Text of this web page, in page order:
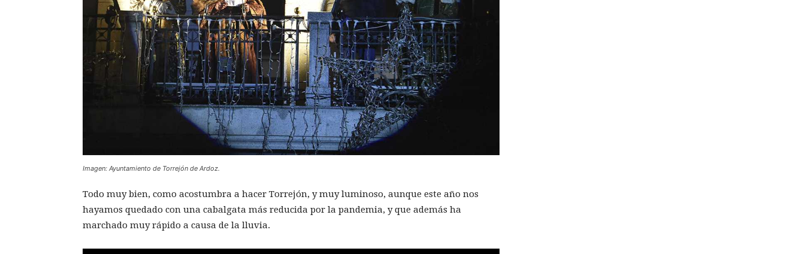
Imagen: Ayuntamiento de Torrejón de Ardoz.
Todo muy bien, como acostumbra a hacer Torrejón, y muy luminoso, aunque este año nos
hayamos quedado con una cabalgata más reducida por la pandemia, y que además ha
marchado muy rápido a causa de la lluvia.